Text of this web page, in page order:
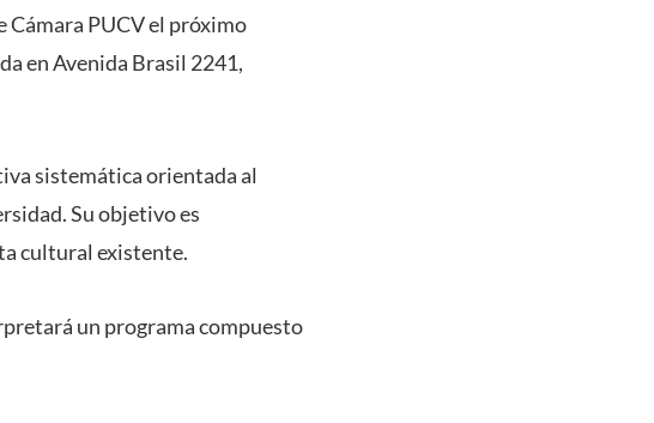
Cámara PUCV el próximo
en Avenida Brasil 2241,
sistemática orientada al
Su objetivo es
cultural existente.
un programa compuesto